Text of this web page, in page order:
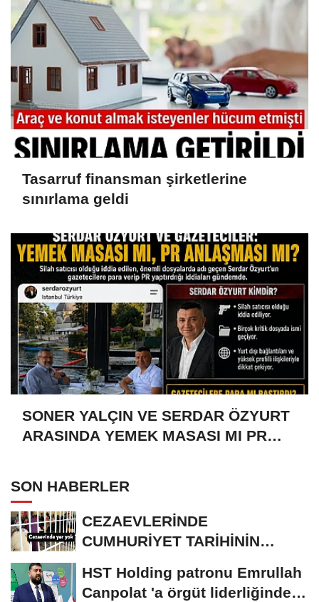
Tasarruf finansman şirketlerine
sınırlama geldi
SONER YALÇIN VE SERDAR ÖZYURT
ARASINDA YEMEK MASASI MI PR
SON HABERLER
CEZAEVLERİNDE
CUMHURİYET TARİHİNİN
KİŞİ...
HST Holding patronu Emrullah
Canpolat 'a örgüt liderliğinden